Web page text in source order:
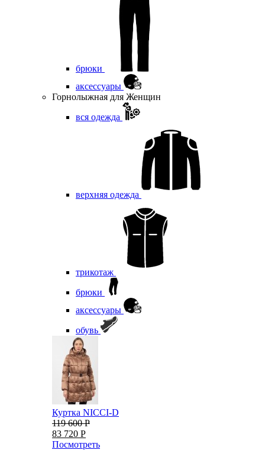
брюки
аксессуары
Горнолыжная для Женщин
вся одежда
верхняя одежда
трикотаж
брюки
аксессуары
обувь
Куртка NICCI-D
119 600 Р
83 720 Р
Посмотреть